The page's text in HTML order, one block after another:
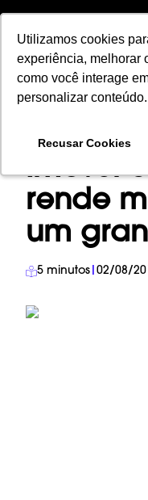
Utilizamos cookies
experiência, melhorar
como você interage
personalizar conteúdo.
Recusar Cookies
Utilizamos cookies
experiência, melhorar
como você interage
personalizar conteúdo.
Recusar Cookies
IMÓVEL COMPACTO RENDE
Imóvel
rende
um
5 minutos 02/08/